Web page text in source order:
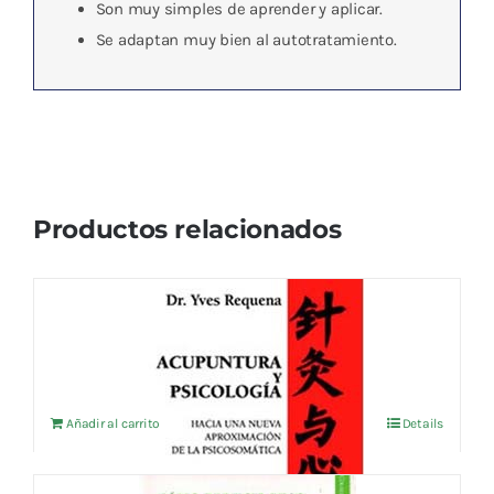
Son muy simples de aprender y aplicar.
Se adaptan muy bien al autotratamiento.
Productos relacionados
ACUPUNTURA Y PSICOLOGIA
Añadir al carrito Details